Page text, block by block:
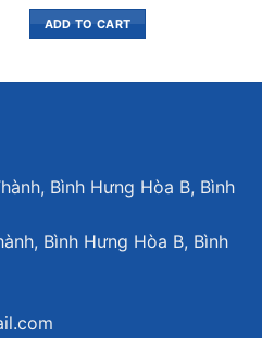
ADD TO CART
Bình Hưng Hòa B, Bình
Bình Hưng Hòa B, Bình